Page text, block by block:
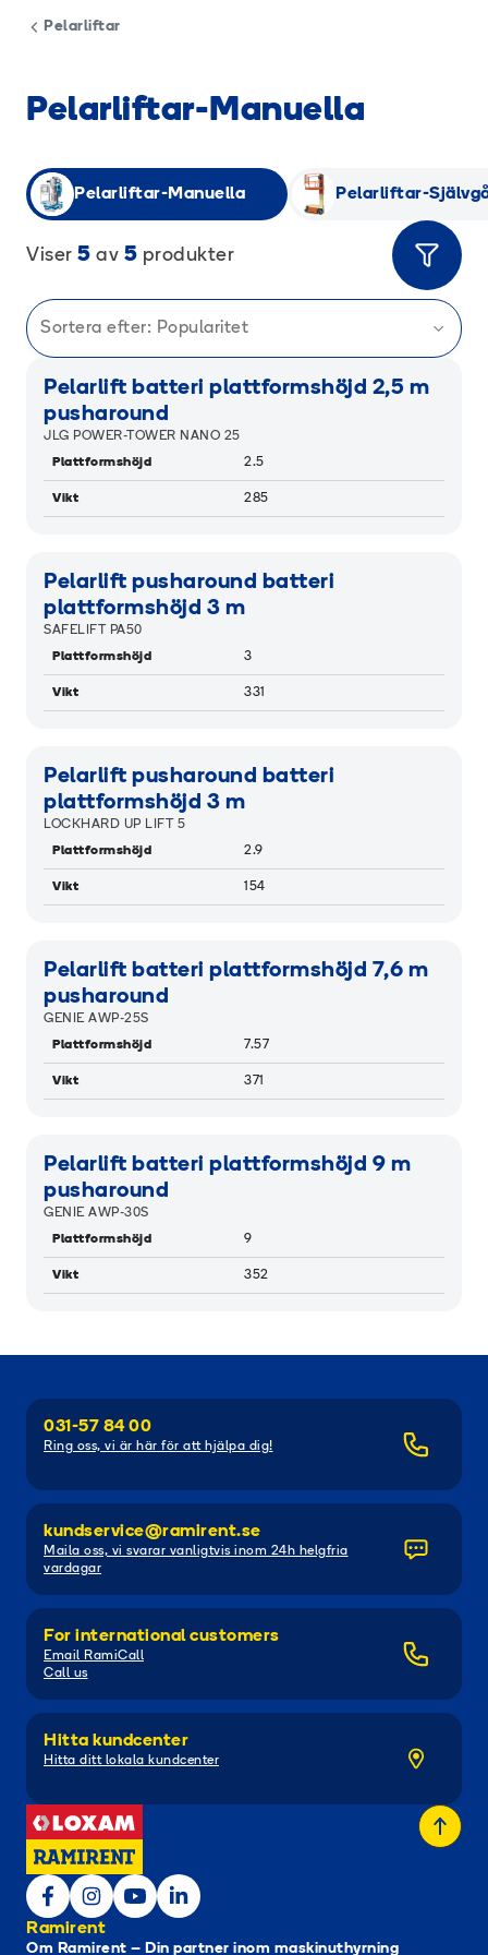
Pelarliftar
Pelarliftar-Manuella
Pelarliftar-Manuella Pelarliftar-
Viser 5 av 5 produkter
Sortera efter: Popularitet
RAMIGREEN
Pelarlift batteri plattformshöjd 2,5 m
pusharound
JLG POWER-TOWER NANO 25
Plattformshöjd
2.5
Vikt 285
Pelarlift pusharound batteri
plattformshöjd 3 m
SAFELIFT PA50
Plattformshöjd
3
Vikt 331
Pelarlift pusharound batteri
plattformshöjd 3 m
LOCKHARD UP LIFT 5
Plattformshöjd
2.9
Vikt 154
Pelarlift batteri plattformshöjd 7,6 m
pusharound
GENIE AWP-25S
Plattformshöjd
7.57
Vikt 371
Pelarlift batteri plattformshöjd 9 m
pusharound
GENIE AWP-30S
Plattformshöjd
9
Vikt 352
031-57 84 00
Ring oss, vi är här för att hjälpa dig!
kundservice@ramirent.se
Maila oss, vi svarar vanligtvis inom 24h helgfria
vardagar
For international customers
Email RamiCall
Call us
Hitta kundcenter
Hitta ditt lokala kundcenter
Ramirent
Om Ramirent – Din partner inom maskinuthyrning